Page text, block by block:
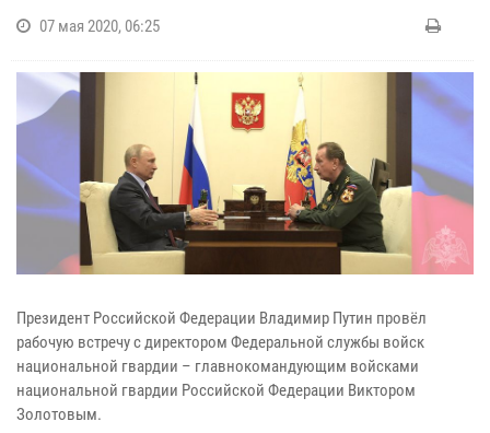
07 мая 2020, 06:25
Президент Российской Федерации Владимир Путин провёл
рабочую встречу с директором Федеральной службы войск
национальной гвардии – главнокомандующим войсками
национальной гвардии Российской Федерации Виктором
Золотовым.